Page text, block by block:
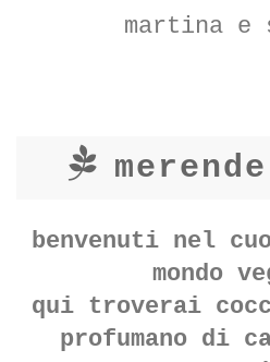
benvenuti nel
mondo
qui troverai